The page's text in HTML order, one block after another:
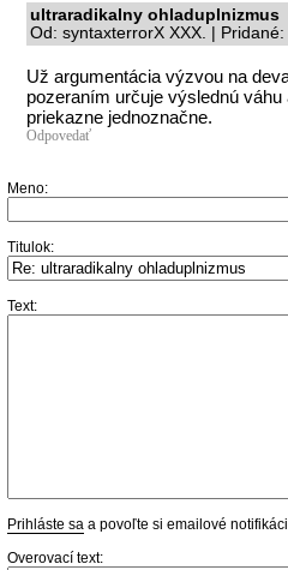
ultraradikalny ohladuplnizmus
Od: syntaxterrorX XXX. |
Už argumentácia výzvou na
pozeraním určuje výslednú
priekazne jednoznačne.
Odpovedať
Meno:
Titulok:
Text:
Prihláste sa a povoľte si emailové
Overovací text: